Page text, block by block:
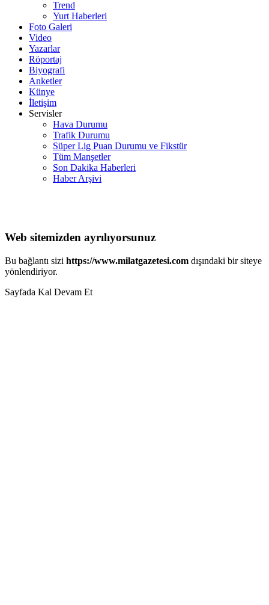
Trend
Yurt Haberleri
Foto Galeri
Video
Yazarlar
Röportaj
Biyografi
Anketler
Künye
İletişim
Servisler
Hava Durumu
Trafik Durumu
Süper Lig Puan Durumu ve Fikstür
Tüm Manşetler
Son Dakika Haberleri
Haber Arşivi
Web sitemizden ayrılıyorsunuz
Bu bağlantı sizi https://www.milatgazetesi.com dışındaki bir siteye
yönlendiriyor.
Sayfada Kal Devam Et